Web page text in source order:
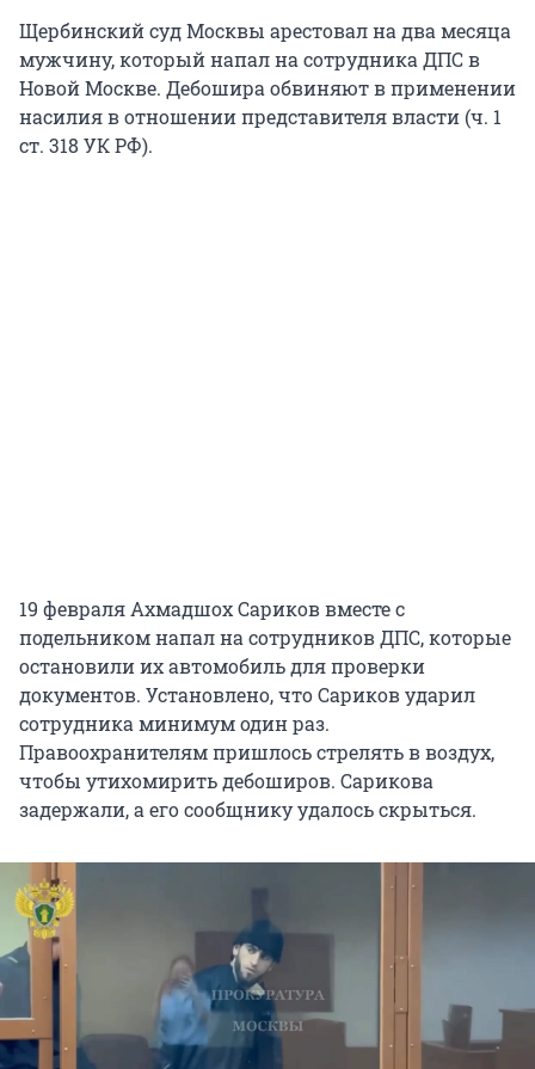
Щербинский суд Москвы арестовал на два месяца
мужчину, который напал на сотрудника ДПС в
Новой Москве. Дебошира обвиняют в применении
насилия в отношении представителя власти (ч. 1
ст. 318 УК РФ).
19 февраля Ахмадшох Сариков вместе с
подельником напал на сотрудников ДПС, которые
остановили их автомобиль для проверки
документов. Установлено, что Сариков ударил
сотрудника минимум один раз.
Правоохранителям пришлось стрелять в воздух,
чтобы утихомирить дебоширов. Сарикова
задержали, а его сообщнику удалось скрыться.